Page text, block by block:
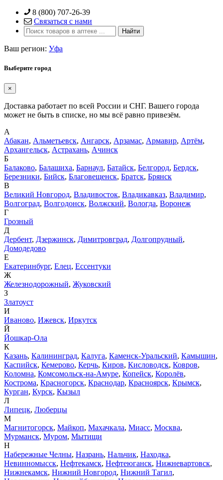
Skip
content
8 (800) 707-26-39
Связаться с нами
Ваш регион: Уфа
Выберите город
×
Доставка работает по всей России и СНГ. Вашего города
может не быть в списке, но мы всё равно привезём.
А
Абакан, Альметьевск, Ангарск, Арзамас, Армавир, Артём,
Архангельск, Астрахань, Ачинск
Б
Балаково, Балашиха, Барнаул, Батайск, Белгород, Бердск,
Березники, Бийск, Благовещенск, Братск, Брянск
В
Великий Новгород, Владивосток, Владикавказ, Владимир,
Волгоград, Волгодонск, Волжский, Вологда, Воронеж
Г
Грозный
Д
Дербент, Дзержинск, Димитровград, Долгопрудный,
Домодедово
Е
Екатеринбург, Елец, Ессентуки
Ж
Железнодорожный, Жуковский
З
Златоуст
И
Иваново, Ижевск, Иркутск
Й
Йошкар-Ола
К
Казань, Калининград, Калуга, Каменск-Уральский, Камышин,
Каспийск, Кемерово, Керчь, Киров, Кисловодск, Ковров,
Коломна, Комсомольск-на-Амуре, Копейск, Королёв,
Кострома, Красногорск, Краснодар, Красноярск, Крымск,
Курган, Курск, Кызыл
Л
Липецк, Люберцы
М
Магнитогорск, Майкоп, Махачкала, Миасс, Москва,
Мурманск, Муром, Мытищи
Н
Набережные Челны, Назрань, Нальчик, Находка,
Невинномысск, Нефтекамск, Нефтеюганск, Нижневартовск,
Нижнекамск, Нижний Новгород, Нижний Тагил,